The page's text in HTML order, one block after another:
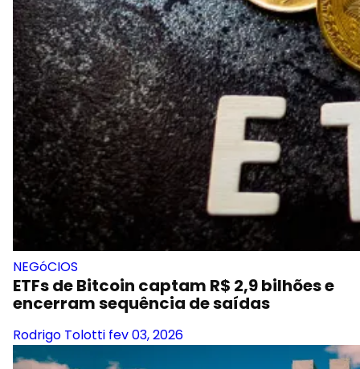
NEGóCIOS
ETFs de Bitcoin captam R$ 2,9 bilhões e
encerram sequência de saídas
Rodrigo Tolotti fev 03, 2026